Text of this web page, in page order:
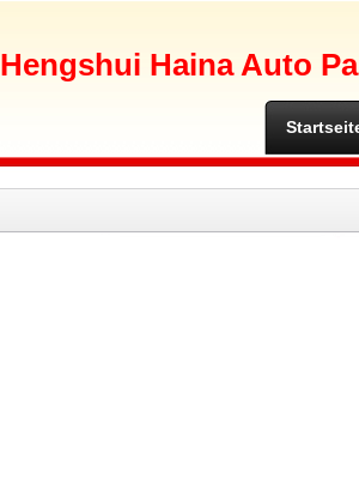
Hengshui Haina Auto